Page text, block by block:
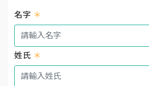
名字 ＊
姓氏 ＊